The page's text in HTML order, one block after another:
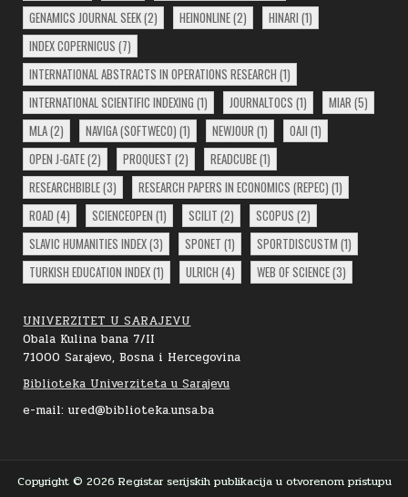
GENAMICS JOURNAL SEEK(2) HEINONLINE(2) HINARI (1)
INDEX COPERNICUS (7)
INTERNATIONAL ABSTRACTS IN OPERATIONS RESEARCH (1)
INTERNATIONAL SCIENTIFIC INDEXING (1) JOURNALTOCS (1) MIAR (5)
MLA(2) NAVIGA (SOFTWECO) (1) NEWJOUR (1) OAJI (1)
OPEN J-GATE(2) PROQUEST (2) READCUBE(1)
RESEARCHBIBLE(3) RESEARCH PAPERS IN ECONOMICS (REPEC) (1)
ROAD (4) SCIENCEOPEN (1) SCILIT (2) SCOPUS (2)
SLAVIC HUMANITIES INDEX(3) SPONET (1) SPORTDISCUSTM (1)
TURKISH EDUCATION INDEX(1) ULRICH (4) WEB OF SCIENCE(3)
UNIVERZITET U SARAJEVU
Obala Kulina bana 7/II
71000 Sarajevo, Bosna i Hercegovina
Biblioteka Univerziteta u Sarajevu
e-mail: ured@biblioteka.unsa.ba
Copyright © 2026 Registar serijskih publikacija u otvorenom pristupu